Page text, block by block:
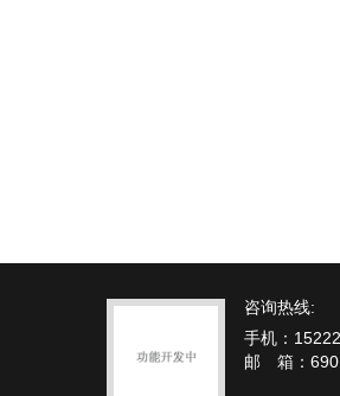
咨询热线:
手机：
邮 箱：